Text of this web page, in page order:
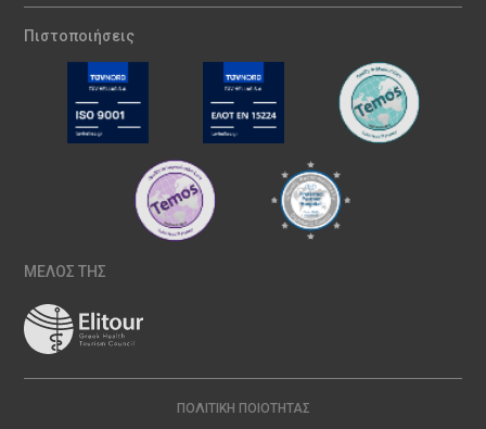
Πιστοποιήσεις
ΜΕΛΟΣ ΤΗΣ
ΠΟΛΙΤΙΚΉ ΠΟΙΌΤΗΤΑΣ